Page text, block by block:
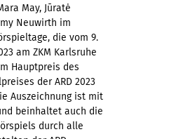
May, Jūratė
Neuwirth im
die vom 9.
am ZKM Karlsruhe
Hauptpreis des
der ARD 2023
Auszeichnung ist mit
beinhaltet auch die
durch alle